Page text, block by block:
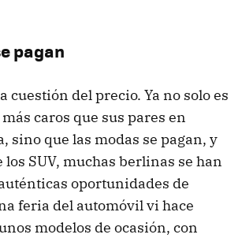
pagan
cuestión del precio. Ya no solo es
caros que sus pares en
sino que las modas se pagan, y
los SUV, muchas berlinas se han
oportunidades de
feria del automóvil vi hace
modelos de ocasión, con